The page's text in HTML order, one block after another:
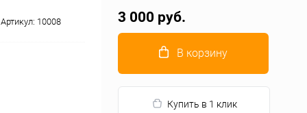
Артикул: 10008 3 000 руб.
В корзину
Купить в 1 клик